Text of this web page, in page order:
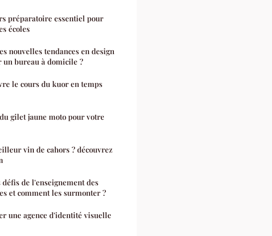
préparatoire essentiel pour
écoles
nouvelles tendances en design
bureau à domicile ?
le cours du kuor en temps
gilet jaune moto pour votre
vin de cahors ? découvrez
défis de l'enseignement des
et comment les surmonter ?
une agence d'identité visuelle